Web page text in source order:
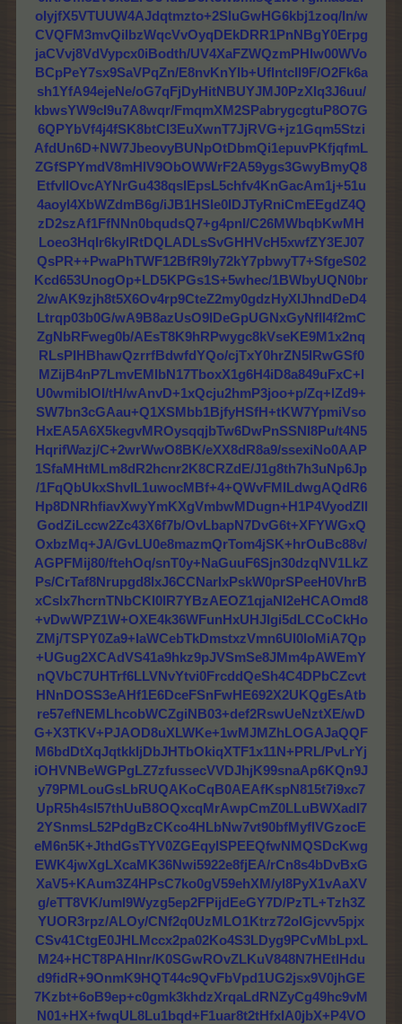
oIyjfX5VTUUW4AJdqtmzto+2SluGwHG6kbj1zoq/In/w
CVQFM3mvQilbzWqcVvOyqDEkDRR1PnNBgY0Erpg
jaCVvj8VdVypcx0iBodth/UV4XaFZWQzmPHlw00WVo
BCpPeY7sx9SaVPqZn/E8nvKnYIb+UflntcIl9F/O2Fk6a
sh1YfA94ejeNe/oG7qFjDyHitNBUYJMJ0PzXIq3J6uu/
kbwsYW9cI9u7A8wqr/FmqmXM2SPabrygcgtuP8O7G
6QPYbVf4j4fSK8btCl3EuXwnT7JjRVG+jz1Gqm5Stzi
AfdUn6D+NW7JbeovyBUNpOtDbmQi1epuvPKfjqfmL
ZGfSPYmdV8mHlV9ObOWWrF2A59ygs3GwyBmyQ8
EtfvlIOvcAYNrGu438qsIEpsL5chfv4KnGacAm1j+51u
4aoyl4XbWZdmB6g/iJB1HSle0IDJTyRniCmEEgdZ4Q
zD2szAf1FfNNn0bqudsQ7+g4pnI/C26MWbqbKwMH
Loeo3HqIr6kyIRtDQLADLsSvGHHVcH5xwfZY3EJ07
QsPR++PwaPhTWF12BfR9ly72kY7pbwyT7+SfgeS02
Kcd653UnogOp+LD5KPGs1S+5whec/1BWbyUQN0br
2/wAK9zjh8t5X6Ov4rp9CteZ2my0gdzHyXlJhndDeD4
Ltrqp03b0G/wA9B8azUsO9lDeGpUGNxGyNflI4f2mC
ZgNbRFweg0b/AEsT8K9hRPwygc8kVseKE9M1x2nq
RLsPIHBhawQzrrfBdwfdYQo/cjTxY0hrZN5IRwGSf0
MZijB4nP7LmvEMIbN17TboxX1g6H4iD8a849uFxC+l
U0wmibIOI/tH/wAnvD+1xQcju2hmP3joo+p/Zq+lZd9+
SW7bn3cGAau+Q1XSMbb1BjfyHSfH+tKW7YpmiVso
HxEA5A6X5kegvMROysqqjbTw6DwPnSSNl8Pu/t4N5
HqrifWazj/C+2wrWwO8BK/eXX8dR8a9/ssexiNo0AAP
1SfaMHtMLm8dR2hcnr2K8CRZdE/J1g8th7h3uNp6Jp
/1FqQbUkxShvIL1uwocMBf+4+QWvFMILdwgAQdR6
Hp8DNRhfiavXwyYmKXgVmbwMDugn+H1P4VyodZll
GodZiLccw2Zc43X6f7b/OvLbapN7DvG6t+XFYWGxQ
OxbzMq+JA/GvLU0e8mazmQrTom4jSK+hrOuBc88v/
AGPFMij80/ftehOq/snT0y+NaGuuF6Sjn30dzqNV1LkZ
Ps/CrTaf8Nrupgd8lxJ6CCNarIxPskW0prSPeeH0VhrB
xCslx7hcrnTNbCKI0lR7YBzAEOZ1qjaNI2eHCAOmd8
+vDwWPZ1W+OXE4k36WFunHxUHJlgi5dLCCoCkHo
ZMj/TSPY0Za9+IaWCebTkDmstxzVmn6UI0loMiA7Qp
+UGug2XCAdVS41a9hkz9pJVSmSe8JMm4pAWEmY
nQVbC7UHTrf6LLVNvYtvi0FrcddQeSh4C4DPbCZcvt
HNnDOSS3eAHf1E6DceFSnFwHE692X2UKQgEsAtb
re57efNEMLhcobWCZgiNB03+def2RswUeNztXE/wD
G+X3TKV+PJAOD8uXLWKe+1wMJMZhLOGAJaQQF
M6bdDtXqJqtkkIjDbJHTbOkiqXTF1x11N+PRL/PvLrYj
iOHVNBeWGPgLZ7zfussecVVDJhjK99snaAp6KQn9J
y79PMLouGsLbRUQAKoCqB0AEAfKspN815t7i9xc7
UpR5h4sl57thUuB8OQxcqMrAwpCmZ0LLuBWXadI7
2YSnmsL52PdgBzCKco4HLbNw7vt90bfMyflVGzocE
eM6n5K+JthdGsTYV0ZGEqylSPEEQfwNMQSDcKwg
EWK4jwXgLXcaMK36Nwi5922e8fjEA/rCn8s4bDvBxG
XaV5+KAum3Z4HPsC7ko0gV59ehXM/yl8PyX1vAaXV
g/eTT8VK/uml9Wyzg5ep2FPijdEeGY7D/PzTL+Tzh3Z
YUOR3rpz/ALOy/CNf2q0UzMLO1Ktrz72oIGjcvv5pjx
CSv41CtgE0JHLMccx2pa02Ko4S3LDyg9PCvMbLpxL
M24+HCT8PAHlnr/K0SGwROvZLKuV848N7HEtlHdu
d9fidR+9OnmK9HQT44c9QvFbVpd1UG2jsx9V0jhGE
7Kzbt+6oB9ep+c0gmk3khdzXrqaLdRNZyCg49hc9vM
N01+HX+fwqUL8Lu1bqd+F1uar8t2tHfxIA0jbX+P4VO